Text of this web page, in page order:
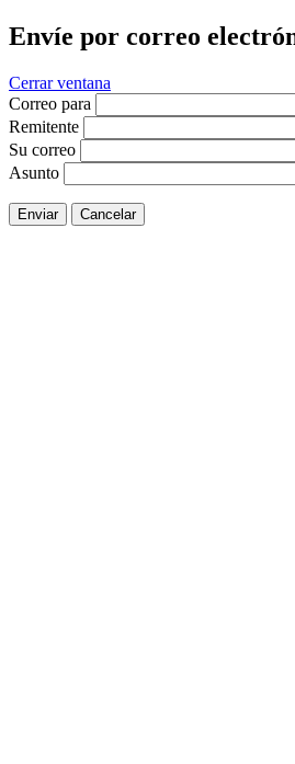
Envíe por correo
Cerrar ventana
Correo para
Remitente
Su correo
Asunto
Enviar Cancelar